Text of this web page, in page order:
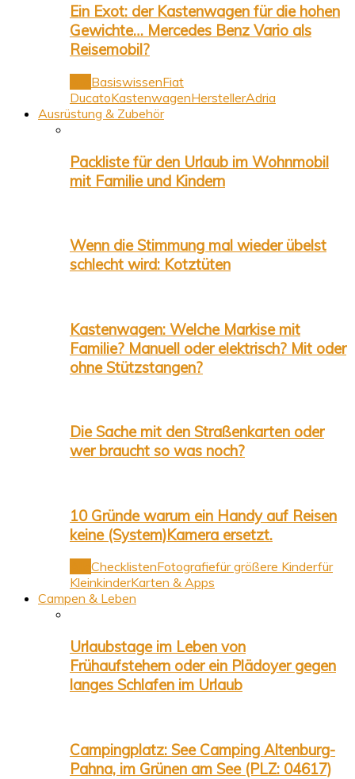
Ein Exot: der Kastenwagen für die hohen
Gewichte… Mercedes Benz Vario als
Reisemobil?
BasiswissenFiat
DucatoKastenwagenHerstellerAdria
Ausrüstung & Zubehör
Packliste für den Urlaub im Wohnmobil
mit Familie und Kindern
Wenn die Stimmung mal wieder übelst
schlecht wird: Kotztüten
Kastenwagen: Welche Markise mit
Familie? Manuell oder elektrisch? Mit oder
ohne Stützstangen?
Die Sache mit den Straßenkarten oder
wer braucht so was noch?
10 Gründe warum ein Handy auf Reisen
keine (System)Kamera ersetzt.
ChecklistenFotografiefür größere Kinderfür
KleinkinderKarten & Apps
Campen & Leben
Urlaubstage im Leben von
Frühaufstehern oder ein Plädoyer gegen
langes Schlafen im Urlaub
Campingplatz: See Camping Altenburg-
Pahna, im Grünen am See (PLZ: 04617)